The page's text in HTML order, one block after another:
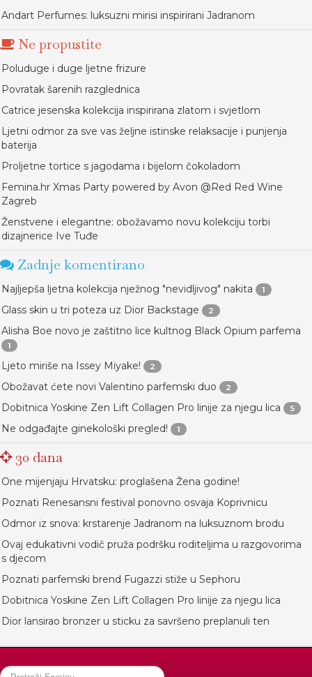
Andart Perfumes: luksuzni mirisi inspirirani Jadranom
Ne propustite
Poluduge i duge ljetne frizure
Povratak šarenih razglednica
Catrice jesenska kolekcija inspirirana zlatom i svjetlom
Ljetni odmor za sve vas željne istinske relaksacije i punjenja
baterija
Proljetne tortice s jagodama i bijelom čokoladom
Femina.hr Xmas Party powered by Avon @Red Red Wine
Zagreb
Ženstvene i elegantne: obožavamo novu kolekciju torbi
dizajnerice Ive Tuđe
Zadnje komentirano
Najljepša ljetna kolekcija nježnog "nevidljivog" nakita 1
Glass skin u tri poteza uz Dior Backstage 2
Alisha Boe novo je zaštitno lice kultnog Black Opium parfema
1
Ljeto miriše na Issey Miyake! 2
Obožavat ćete novi Valentino parfemski duo 2
Dobitnica Yoskine Zen Lift Collagen Pro linije za njegu lica 5
Ne odgađajte ginekološki pregled! 1
30 dana
One mijenjaju Hrvatsku: proglašena Žena godine!
Poznati Renesansni festival ponovno osvaja Koprivnicu
Odmor iz snova: krstarenje Jadranom na luksuznom brodu
Ovaj edukativni vodič pruža podršku roditeljima u razgovorima
s djecom
Poznati parfemski brend Fugazzi stiže u Sephoru
Dobitnica Yoskine Zen Lift Collagen Pro linije za njegu lica
Dior lansirao bronzer u sticku za savršeno preplanuli ten